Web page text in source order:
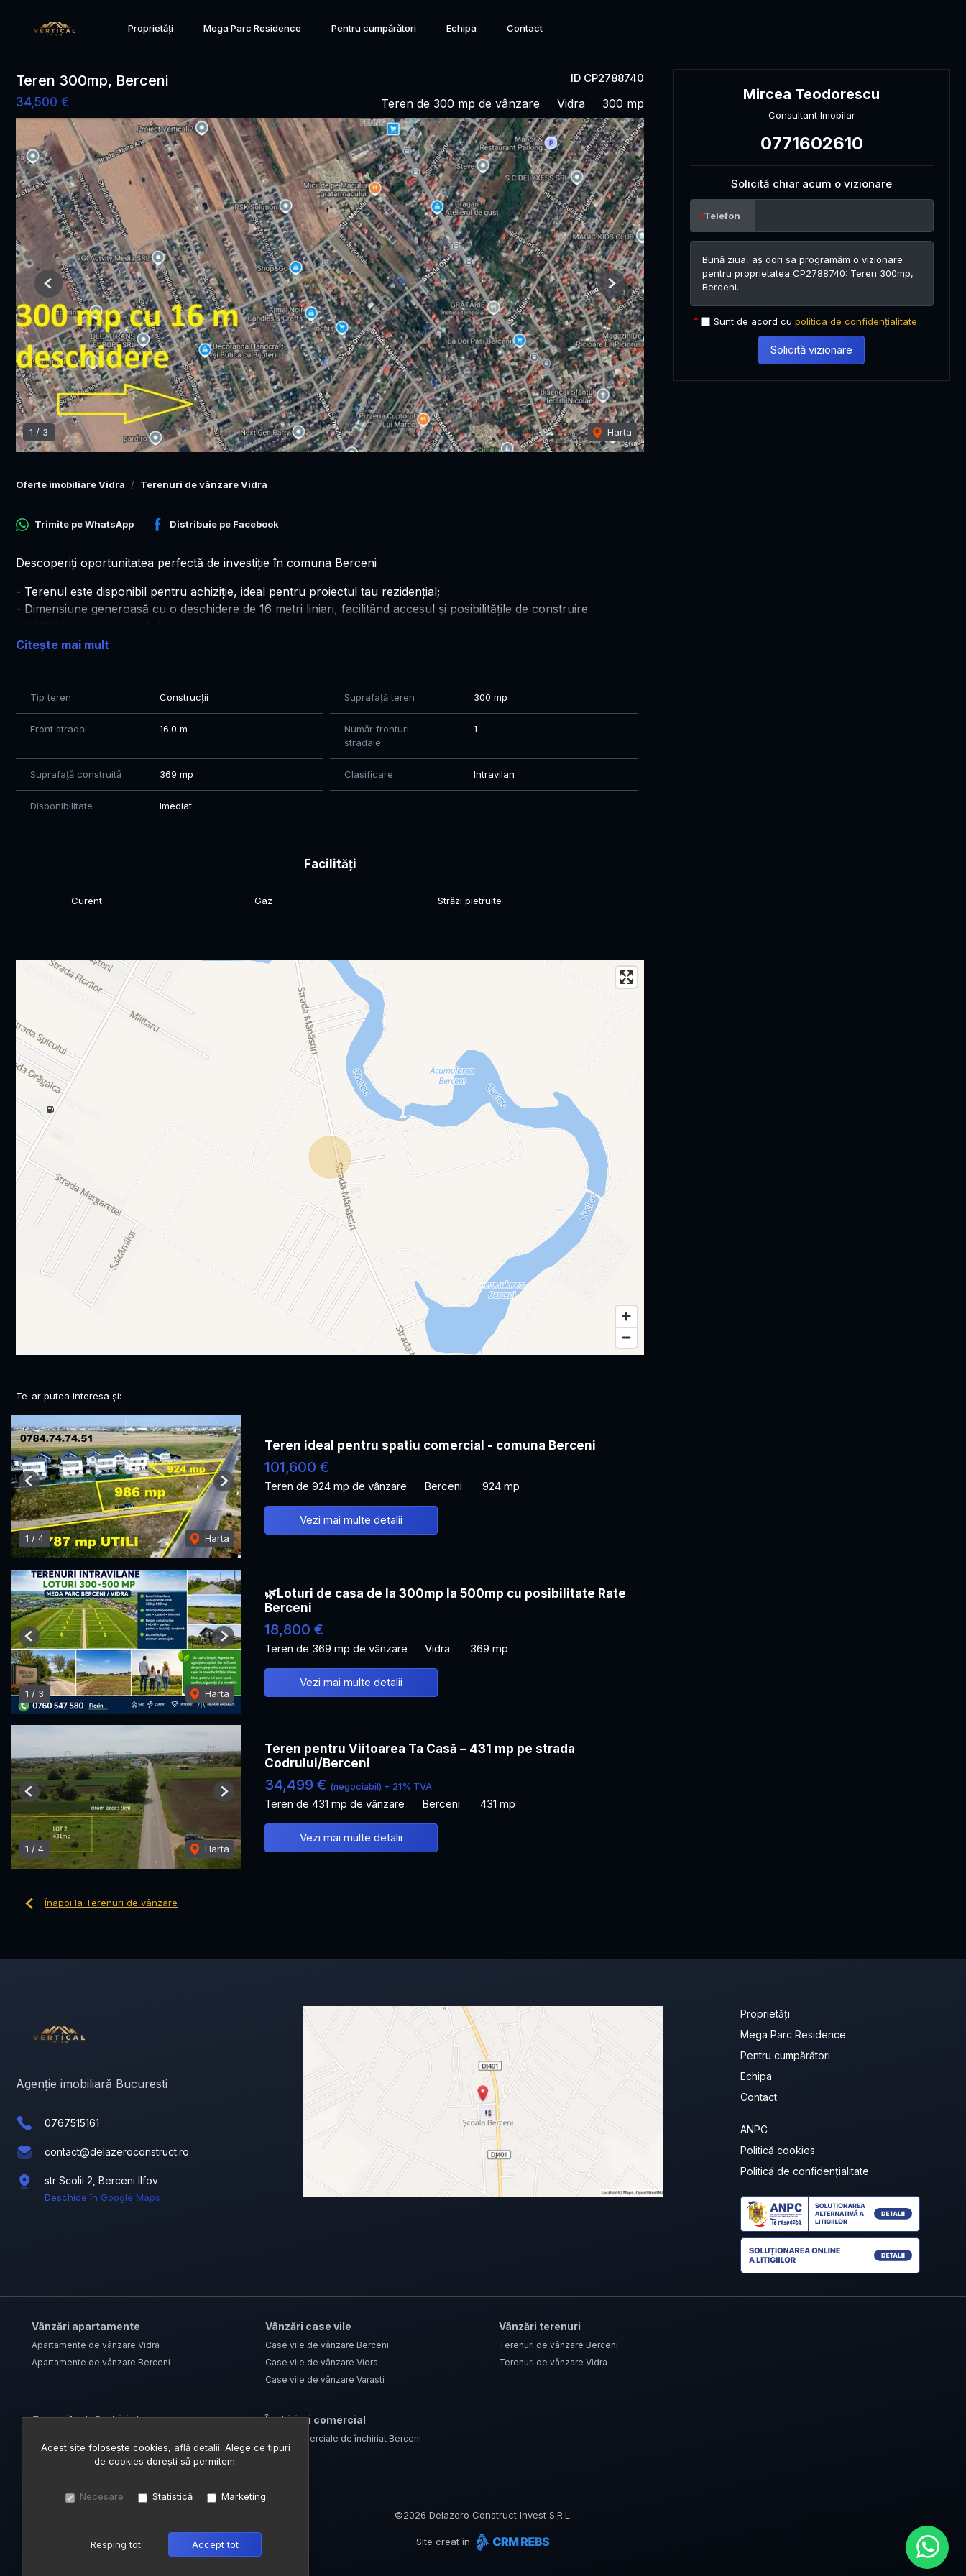
Proprietăți Mega Parc Residence Pentru cumpărători Echipa Contact
ID CP2788740
Teren 300mp, Berceni
34,500 € Teren de 300 mp de vânzare Vidra 300 mp
1 / 3 Harta
Previous Next
Oferte imobiliare Vidra Terenuri de vânzare Vidra
Trimite peWhatsApp Distribuie pe Facebook
Descoperiţi oportunitatea perfectă de investiţie în comuna Berceni
- Terenul este disponibil pentru achiziţie, ideal pentru proiectul tau rezidenţial;
- Dimensiune generoasă cu o deschidere de 16 metri liniari, facilitând accesul şi posibilităţile de construire
- Utilităţile zonei sunt in fata lotului.
Vă invităm cu drag la vizionări! Pentru mai multe detalii şi programări, îl puteţi contacta pe agentul nostru Mircea la
Citește mai mult
Tip teren Construcții Suprafață teren 300 mp
Front stradal 16.0 m
Număr fronturi
stradale
1
Suprafață construită 369 mp Clasificare Intravilan
Disponibilitate Imediat
Facilități
Curent Gaz Străzi pietruite
Mircea Teodorescu
Consultant Imobilar
0771602610
Solicită chiar acum o vizionare
Telefon
Sunt de acord cu politica de confidențialitate
Solicită vizionare
Te-ar putea interesa și:
1 / 4 Harta
Previous Next
Teren ideal pentru spatiu comercial - comuna Berceni
101,600 €
Teren de 924 mp de vânzare Berceni 924 mp
Vezi mai multe detalii
1 / 3 Harta
Previous Next
🌿Loturi de casa de la 300mp la 500mp cu posibilitate Rate
Berceni
18,800 €
Teren de 369 mp de vânzare Vidra 369 mp
Vezi mai multe detalii
1 / 4 Harta
Previous Next
Teren pentru Viitoarea Ta Casă – 431 mp pe strada
Codrului/Berceni
34,499 € (negociabil) + 21% TVA
Teren de 431 mp de vânzare Berceni 431 mp
Vezi mai multe detalii
Înapoi la Terenuri de vânzare
Agenție imobiliară Bucuresti
0767515161
contact@delazeroconstruct.ro
str Scolii 2, Berceni Ilfov
Deschide în Google Maps
Proprietăți
Mega Parc Residence
Pentru cumpărători
Echipa
Contact
ANPC
Politică cookies
Politică de confidențialitate
Vânzări apartamente
Apartamente de vânzare Vidra
Apartamente de vânzare Berceni
Vânzări case vile
Case vile de vânzare Berceni
Case vile de vânzare Vidra
Case vile de vânzare Varasti
Vânzări terenuri
Terenuri de vânzare Berceni
Terenuri de vânzare Vidra
Case vile de închiriat
Case vile de închiriat Vidra
Închirieri comercial
Spații comerciale de închiriat Berceni
©2026 Delazero Construct Invest S.R.L.
Site creat în
Acest site folosește cookies, află detalii. Alege ce tipuri
de cookies dorești să permitem:
Necesare Statistică Marketing
Resping tot Accept tot